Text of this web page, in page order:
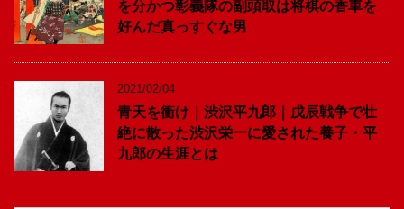
を分かつ彰義隊の副頭取は将棋の香車を
好んだ真っすぐな男
2021/02/04
青天を衝け｜渋沢平九郎｜戊辰戦争で壮
絶に散った渋沢栄一に愛された養子・平
九郎の生涯とは